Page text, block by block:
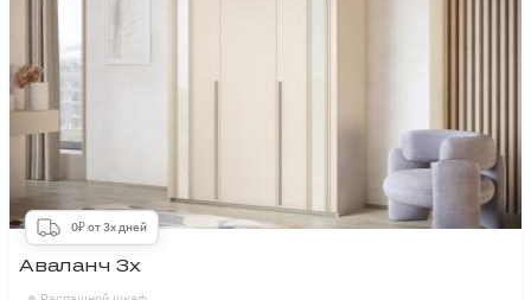
0₽ от 3х дней
Аваланч 3х